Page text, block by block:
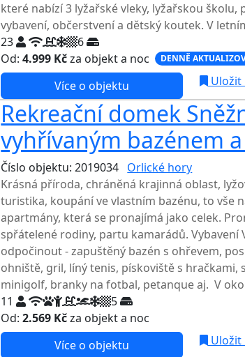
které nabízí 3 lyžařské vleky, lyžařskou školu,
vybavení, občerstvení a dětský koutek. V
23
6
Od:4.999 Kčza objekt a noc DENNĚ
Více o objektu Uložit
Rekreační domek
vyhřívaným bazénem
Číslo objektu: 2019034 Orlické hory
Krásná příroda, chráněná krajinná oblast,
turistika, koupání ve vlastním bazénu, to vše
apartmány, která se pronajímá jako celek.
spřátelené rodiny, partu kamarádů. Vybavení
odpočinout - zapuštěný bazén s ohřevem,
ohniště, gril, líný tenis, pískoviště s hračkami,
minigolf, branky na fotbal, petanque aj. V
11
5
Od:2.569 Kčza objekt a noc
Více o objektu
Uložit